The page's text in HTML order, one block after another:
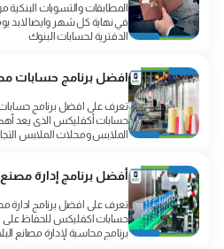
المطابقات والتسويات البنكية
في نهاية كل شهر وايضا لابد
الدفترية لحسابات البنوك
تعرف على افضل برنامج
حسابات أكفليكس الذى يعد
الملابس ومحلات الملابس
تعرف على افضل برنامج ادارة
حسابات اكفليكس للحفاظ على
برنامج محاسبة لإدارة مصانع